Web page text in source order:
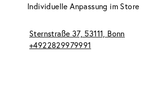
Individuelle Anpassung im Store
Sternstraße 37, 53111, Bonn
+4922829979991